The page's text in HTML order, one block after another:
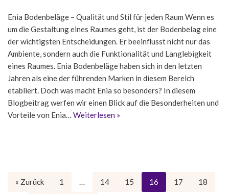
Enia Bodenbeläge – Qualität und Stil für jeden Raum Wenn es
um die Gestaltung eines Raumes geht, ist der Bodenbelag eine
der wichtigsten Entscheidungen. Er beeinflusst nicht nur das
Ambiente, sondern auch die Funktionalität und Langlebigkeit
eines Raumes. Enia Bodenbeläge haben sich in den letzten
Jahren als eine der führenden Marken in diesem Bereich
etabliert. Doch was macht Enia so besonders? In diesem
Blogbeitrag werfen wir einen Blick auf die Besonderheiten und
Vorteile von Enia… Weiterlesen »
« Zurück 1 … 14 15 16 17 18